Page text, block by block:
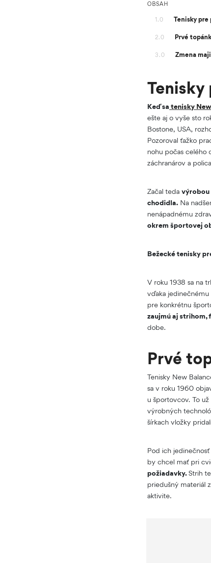
OBSAH
1.0 Tenisky
2.0 Prvé
3.0 Zmena
Tenisky
Keď sa tenisky
ešte aj o vyše sto
Bostone, USA,
Pozoroval ťažko
nohu počas celého
záchranárov a
Začal teda výrobou
chodidla. Na
nenápadnému
okrem športovej
Bežecké tenisky
V roku 1938 sa na
vďaka
pre konkrétnu
zaujmú aj strihom,
dobe.
Prvé
Tenisky New
sa v roku 1960
u športovcov. To
výrobných
šírkach vložky
Pod ich
by chcel mať pri
požiadavky.Strih
priedušný materiál
aktivite.